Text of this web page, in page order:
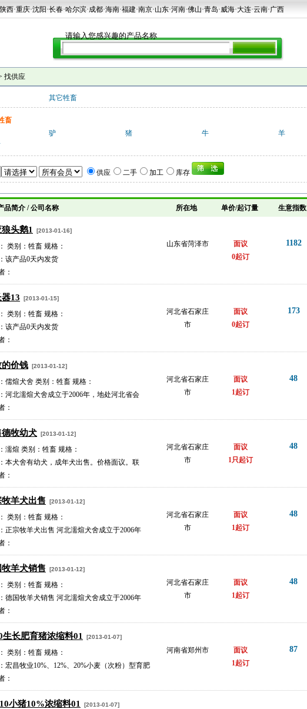
西·重庆·沈阳·长春·哈尔滨·成都·海南·福建·南京·山东·河南·佛山·青岛·威海·大连·云南·广西
找供应
其它牲畜
畜
驴 猪 牛 羊
供应 二手 加工 库存
简介 / 公司名称 所在地 单价/起订量 生意指数
头鹅1 [2013-01-16]
类别：牲畜 规格：
该产品0天内发货
：
山东省菏泽市
面议
0起订
1182
13 [2013-01-15]
类别：牲畜 规格：
该产品0天内发货
：
河北省石家庄
市
面议
0起订
173
的价钱 [2013-01-12]
儒煊犬舍 类别：牲畜 规格：
河北濡煊犬舍成立于2006年，地处河北省会
：
河北省石家庄
市
面议
1起订
48
德牧幼犬 [2013-01-12]
濡煊 类别：牲畜 规格：
本犬舍有幼犬，成年犬出售。价格面议。联
：
河北省石家庄
市
面议
1只起订
48
牧羊犬出售 [2013-01-12]
类别：牲畜 规格：
正宗牧羊犬出售 河北濡煊犬舍成立于2006年
：
河北省石家庄
市
面议
1起订
48
羊犬销售 [2013-01-12]
类别：牲畜 规格：
德国牧羊犬销售 河北濡煊犬舍成立于2006年
：
河北省石家庄
市
面议
1起订
48
生长肥育猪浓缩料01 [2013-01-07]
类别：牲畜 规格：
宏昌牧业10%、12%、20%小麦（次粉）型育肥
：
河南省郑州市
面议
1起订
87
小猪10%浓缩料01 [2013-01-07]